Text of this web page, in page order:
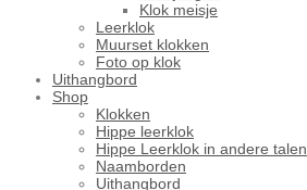
Klok meisje
Leerklok
Muurset klokken
Foto op klok
Uithangbord
Shop
Klokken
Hippe leerklok
Hippe Leerklok in andere talen
Naamborden
Uithangbord